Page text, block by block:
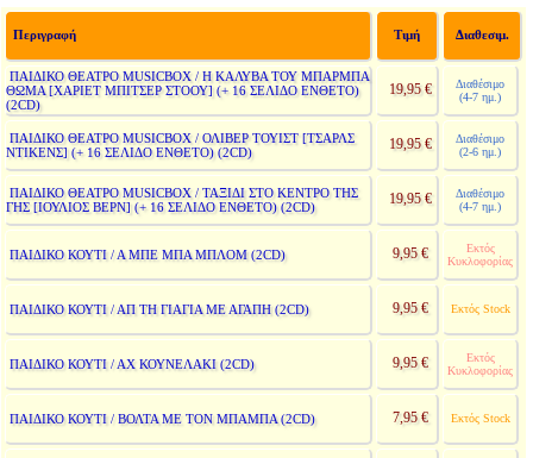
Περιγραφή Τιμή Διαθεσιμ.
ΠΑΙΔΙΚΟ ΘΕΑΤΡΟ MUSICBOX / Η ΚΑΛΥΒΑ ΤΟΥ ΜΠΑΡΜΠΑ
ΘΩΜΑ [ΧΑΡΙΕΤ ΜΠΙΤΣΕΡ ΣΤΟΟΥ] (+ 16 ΣΕΛΙΔΟ ΕΝΘΕΤΟ)
(2CD)
19,95 €
Διαθέσιμο
(4-7 ημ.)
ΠΑΙΔΙΚΟ ΘΕΑΤΡΟ MUSICBOX / ΟΛΙΒΕΡ ΤΟΥΙΣΤ [ΤΣΑΡΛΣ
ΝΤΙΚΕΝΣ] (+ 16 ΣΕΛΙΔΟ ΕΝΘΕΤΟ) (2CD)
19,95 €
Διαθέσιμο
(2-6 ημ.)
ΠΑΙΔΙΚΟ ΘΕΑΤΡΟ MUSICBOX / ΤΑΞΙΔΙ ΣΤΟ ΚΕΝΤΡΟ ΤΗΣ
ΓΗΣ [ΙΟΥΛΙΟΣ ΒΕΡΝ] (+ 16 ΣΕΛΙΔΟ ΕΝΘΕΤΟ) (2CD)
19,95 €
Διαθέσιμο
(4-7 ημ.)
ΠΑΙΔΙΚΟ ΚΟΥΤΙ / Α ΜΠΕ ΜΠΑ ΜΠΛΟΜ (2CD) 9,95 €
Εκτός
Κυκλοφορίας
ΠΑΙΔΙΚΟ ΚΟΥΤΙ / ΑΠ ΤΗ ΓΙΑΓΙΑ ΜΕ ΑΓΑΠΗ (2CD) 9,95 € Εκτός Stock
ΠΑΙΔΙΚΟ ΚΟΥΤΙ / ΑΧ ΚΟΥΝΕΛΑΚΙ (2CD) 9,95 €
Εκτός
Κυκλοφορίας
ΠΑΙΔΙΚΟ ΚΟΥΤΙ / ΒΟΛΤΑ ΜΕ ΤΟΝ ΜΠΑΜΠΑ (2CD) 7,95 € Εκτός Stock